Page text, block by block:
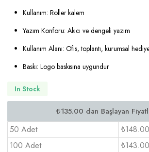
Kullanım: Roller kalem
Yazım Konforu: Akıcı ve dengeli yazım
Kullanım Alanı: Ofis, toplantı, kurumsal
Baskı: Logo baskısına uygundur
In Stock
50 Adet
₺148.00
100 Adet
₺143.00